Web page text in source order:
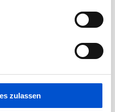
zulassen